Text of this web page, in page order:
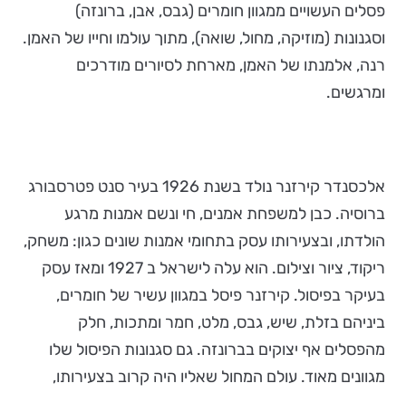
פסלים העשויים ממגוון חומרים (גבס, אבן, ברונזה)
וסגנונות (מוזיקה, מחול, שואה), מתוך עולמו וחייו של האמן.
רנה, אלמנתו של האמן, מארחת לסיורים מודרכים
ומרגשים.
אלכסנדר קירזנר נולד בשנת 1926 בעיר סנט פטרסבורג
ברוסיה. כבן למשפחת אמנים, חי ונשם אמנות מרגע
הולדתו, ובצעירותו עסק בתחומי אמנות שונים כגון: משחק,
ריקוד, ציור וצילום. הוא עלה לישראל ב 1927 ומאז עסק
בעיקר בפיסול. קירזנר פיסל במגוון עשיר של חומרים,
ביניהם בזלת, שיש, גבס, מלט, חמר ומתכות, חלק
מהפסלים אף יצוקים בברונזה. גם סגנונות הפיסול שלו
מגוונים מאוד. עולם המחול שאליו היה קרוב בצעירותו,